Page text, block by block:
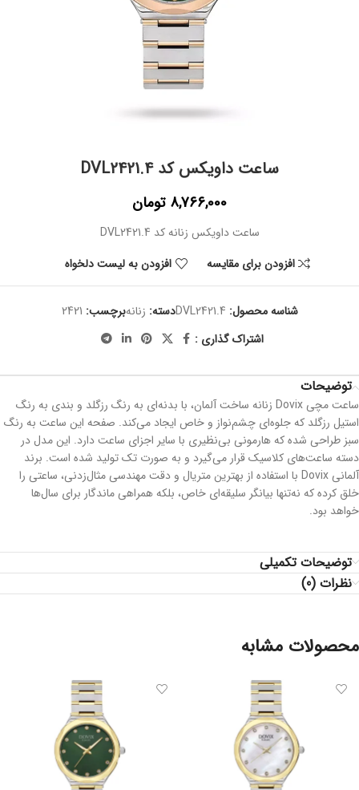
ساعت داویکس کد DVL2421.4
8,766,000 تومان
ساعت داویکس زنانه کد DVL2421.4
افزودن برای مقایسه
افزودن به لیست دلخواه
شناسه محصول: DVL2421.4دسته: زنانهبرچسب: 2421
اشتراک گذاری :
توضیحات
ساعت مچی Dovix زنانه ساخت آلمان، با بدنه‌ای به رنگ رزگلد و بندی به رنگ
استیل رزگلد که جلوه‌ای چشم‌نواز و خاص ایجاد می‌کند. صفحه این ساعت به رنگ
سبز طراحی شده که هارمونی بی‌نظیری با سایر اجزای ساعت دارد. این مدل در
دسته ساعت‌های کلاسیک قرار می‌گیرد و به صورت تک تولید شده است. برند
آلمانی Dovix با استفاده از بهترین متریال و دقت مهندسی مثال‌زدنی، ساعتی را
خلق کرده که نه‌تنها بیانگر سلیقه‌ای خاص، بلکه همراهی ماندگار برای سال‌ها
خواهد بود.
توضیحات تکمیلی
نظرات (0)
محصولات مشابه